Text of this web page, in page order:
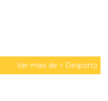
Ver mais de > Desporto